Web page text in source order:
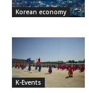
Korean economy
K-Events